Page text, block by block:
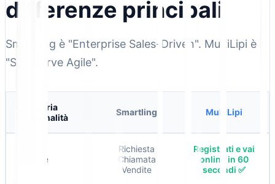
differenze principali
Smartling è "Enterprise Sales-Driven". MultiLipi è
"Self-Serve Agile".
Categoria
Funzionalità
Smartling MultiLipi
Iniziare
Richiesta
Chiamata
Vendite
Registrati e vai
online in 60
secondi ✅